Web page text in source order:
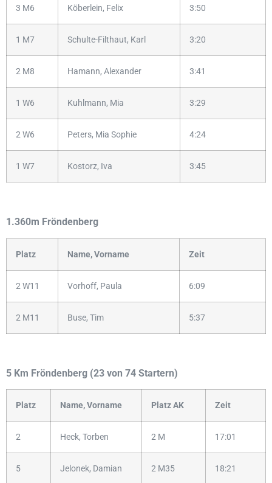
3 M6 Köberlein, Felix 3:50
1 M7 Schulte-Filthaut, Karl 3:20
2 M8 Hamann, Alexander 3:41
1 W6 Kuhlmann, Mia 3:29
2 W6 Peters, Mia Sophie 4:24
1 W7 Kostorz, Iva 3:45
1.360m Fröndenberg
Platz Name, Vorname Zeit
2 W11 Vorhoff, Paula 6:09
2 M11 Buse, Tim 5:37
5 Km Fröndenberg (23 von 74 Startern)
Platz Name, Vorname Platz AK Zeit
2 Heck, Torben 2 M 17:01
5 Jelonek, Damian 2 M35 18:21